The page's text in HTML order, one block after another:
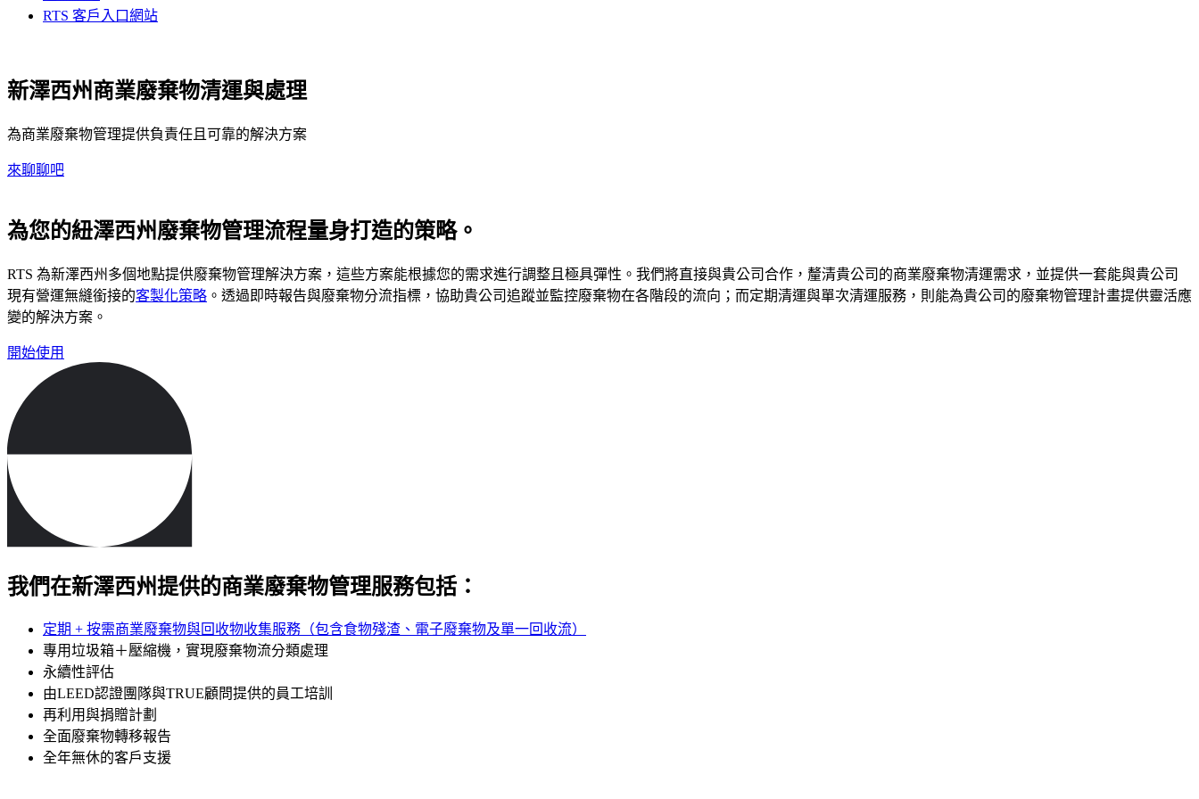
RTS 客戶入口網站
新澤西州商業廢棄物清運與處理
為商業廢棄物管理提供負責任且可靠的解決方案
來聊聊吧
為您的紐澤西州廢棄物管理流程量身打造的策略。
RTS 為新澤西州多個地點提供廢棄物管理解決方案，這些方案能根據您的需求進行調整且極具彈性。我們將直接與貴公司合作，釐清貴公司的商業廢棄物清運需求，並提供一套能與貴公司
現有營運無縫銜接的客製化策略 。透過即時報告與廢棄物分流指標，協助貴公司追蹤並監控廢棄物在各階段的流向；而定期清運與單次清運服務，則能為貴公司的廢棄物管理計畫提供靈活應
變的解決方案。
開始使用
我們在新澤西州提供的商業廢棄物管理服務包括：
定期 + 按需商業廢棄物與回收物收集服務（包含食物殘渣、電子廢棄物及單一回收流）
專用垃圾箱＋壓縮機，實現廢棄物流分類處理
永續性評估
由LEED認證團隊與TRUE顧問提供的員工培訓
再利用與捐贈計劃
全面廢棄物轉移報告
全年無休的客戶支援